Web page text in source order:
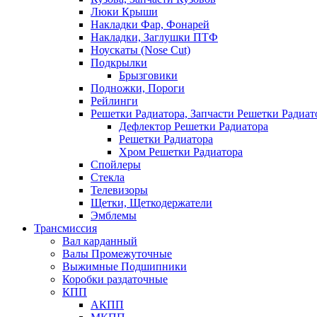
Люки Крыши
Накладки Фар, Фонарей
Накладки, Заглушки ПТФ
Ноускаты (Nose Cut)
Подкрылки
Брызговики
Подножки, Пороги
Рейлинги
Решетки Радиатора, Запчасти Решетки
Дефлектор Решетки Радиатора
Решетки Радиатора
Хром Решетки Радиатора
Спойлеры
Стекла
Телевизоры
Щетки, Щеткодержатели
Эмблемы
Трансмиссия
Вал карданный
Валы Промежуточные
Выжимные Подшипники
Коробки раздаточные
КПП
АКПП